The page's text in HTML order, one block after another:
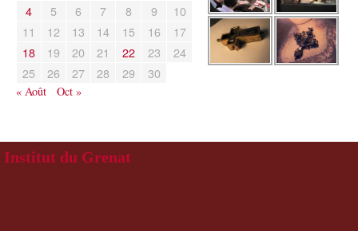
4
5 6 7 8 9
10
11
12 13 14 15 16
17
18
19 20 21 22 23
24
25
26 27 28 29 30
« Août Oct »
Institut du Grenat